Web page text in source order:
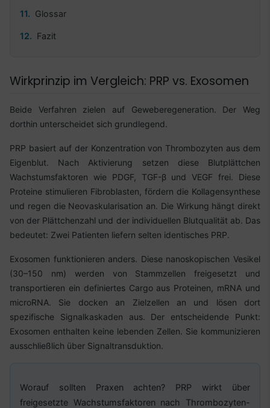
Glossar
Fazit
Wirkprinzip im Vergleich: PRP vs. Exosomen
Beide Verfahren zielen auf Geweberegeneration. Der Weg
dorthin unterscheidet sich grundlegend.
PRP basiert auf der Konzentration von Thrombozyten aus dem
Eigenblut. Nach Aktivierung setzen diese Blutplättchen
Wachstumsfaktoren wie PDGF, TGF-β und VEGF frei. Diese
Proteine stimulieren Fibroblasten, fördern die Kollagensynthese
und regen die Neovaskularisation an. Die Wirkung hängt direkt
von der Plättchenzahl und der individuellen Blutqualität ab. Das
bedeutet: Zwei Patienten liefern selten identisches PRP.
Exosomen funktionieren anders. Diese nanoskopischen Vesikel
(30–150 nm) werden von Stammzellen freigesetzt und
transportieren ein definiertes Cargo aus Proteinen, mRNA und
microRNA. Sie docken an Zielzellen an und lösen dort
spezifische Signalkaskaden aus. Der entscheidende Punkt:
Exosomen enthalten keine lebenden Zellen. Sie kommunizieren
ausschließlich über Signaltransduktion.
Worauf sollten Praxen achten? PRP wirkt über
freigesetzte Wachstumsfaktoren nach Thrombozyten-